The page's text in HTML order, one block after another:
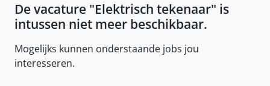
De vacature "Elektrisch tekenaar" is
intussen niet meer beschikbaar.
Mogelijks kunnen onderstaande jobs jou
interesseren.